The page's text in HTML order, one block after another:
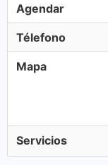
Agendar
Télefono
Mapa
Servicios